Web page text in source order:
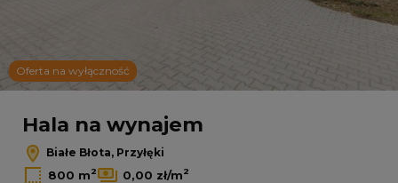
Leaflet|© OpenMapTiles© OpenStreetMap contributors
Oferta na wyłączność
Hala na wynajem
Białe Błota, Przyłęki
800 m2 0,00 zł/m2